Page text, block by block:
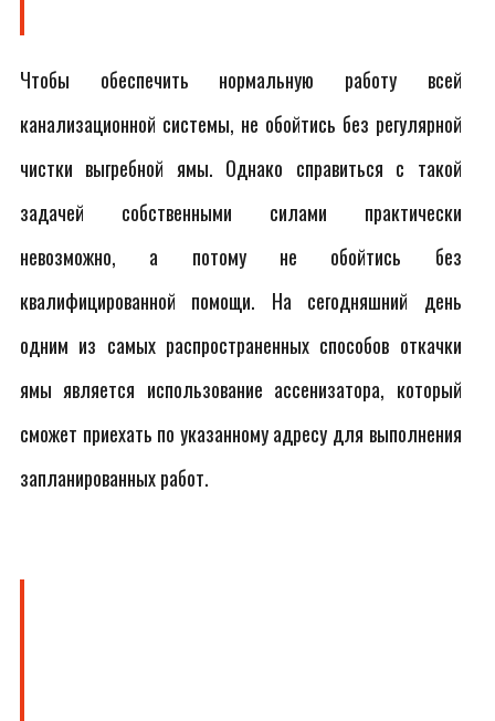
Чтобы обеспечить нормальную работу всей
канализационной системы, не обойтись без регулярной
чистки выгребной ямы. Однако справиться с такой
задачей собственными силами практически
невозможно, а потому не обойтись без
квалифицированной помощи. На сегодняшний день
одним из самых распространенных способов откачки
ямы является использование ассенизатора, который
сможет приехать по указанному адресу для выполнения
запланированных работ.